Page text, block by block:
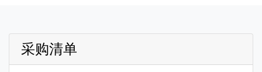
采购清单